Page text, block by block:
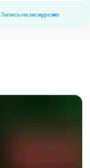
Запись на экскурсию